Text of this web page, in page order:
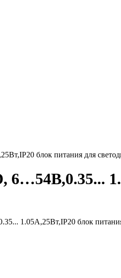
блок питания для